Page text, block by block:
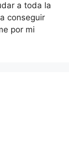
a toda la
conseguir
por mi